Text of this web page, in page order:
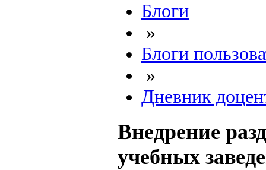
Блоги
»
Блоги
»
Дневник
Внедрение
учебных